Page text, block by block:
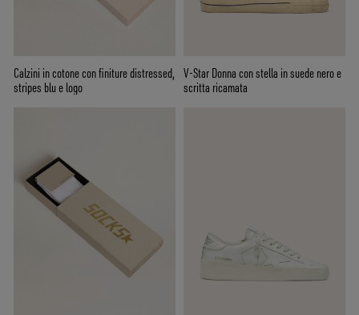
Calzini in cotone con finiture distressed,
stripes blu e logo
V-Star Donna con stella in suede nero e
scritta ricamata